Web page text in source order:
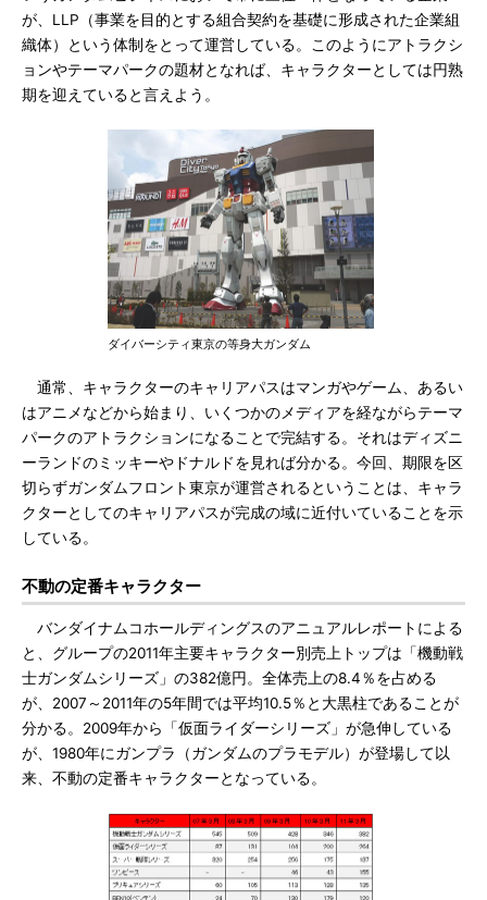
が、LLP（事業を目的とする組合契約を基礎に形成された企業組
織体）という体制をとって運営している。このようにアトラクシ
ョンやテーマパークの題材となれば、キャラクターとしては円熟
期を迎えていると言えよう。
ダイバーシティ東京の等身大ガンダム
通常、キャラクターのキャリアパスはマンガやゲーム、あるい
はアニメなどから始まり、いくつかのメディアを経ながらテーマ
パークのアトラクションになることで完結する。それはディズニ
ーランドのミッキーやドナルドを見れば分かる。今回、期限を区
切らずガンダムフロント東京が運営されるということは、キャラ
クターとしてのキャリアパスが完成の域に近付いていることを示
している。
不動の定番キャラクター
バンダイナムコホールディングスのアニュアルレポートによる
と、グループの2011年主要キャラクター別売上トップは「機動戦
士ガンダムシリーズ」の382億円。全体売上の8.4％を占める
が、2007～2011年の5年間では平均10.5％と大黒柱であることが
分かる。2009年から「仮面ライダーシリーズ」が急伸している
が、1980年にガンプラ（ガンダムのプラモデル）が登場して以
来、不動の定番キャラクターとなっている。